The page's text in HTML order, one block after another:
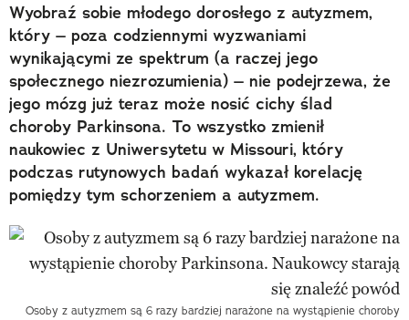
Wyobraź sobie młodego dorosłego z autyzmem,
który – poza codziennymi wyzwaniami
wynikającymi ze spektrum (a raczej jego
społecznego niezrozumienia) – nie podejrzewa, że
jego mózg już teraz może nosić cichy ślad
choroby Parkinsona. To wszystko zmienił
naukowiec z Uniwersytetu w Missouri, który
podczas rutynowych badań wykazał korelację
pomiędzy tym schorzeniem a autyzmem.
Osoby z autyzmem są 6 razy bardziej narażone na wystąpienie choroby